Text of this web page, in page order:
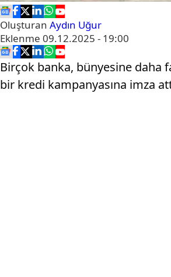
Oluşturan Aydın Uğur
Eklenme 09.12.2025 - 19:00
Birçok banka, bünyesine daha
bir kredi kampanyasına imza